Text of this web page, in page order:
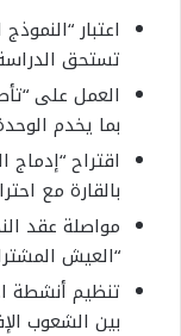
اعتبار
تستحق
العمل على
بما يخدم
اقتراح “إدماج
بالقارة مع
مواصلة عقد
“العيش
تنظيم أنشطة
بين الشعوب